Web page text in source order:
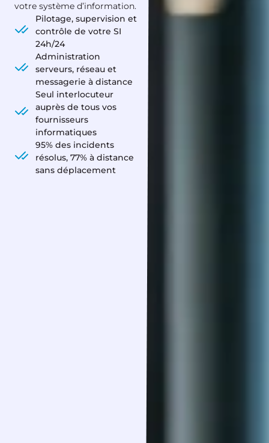
votre système d’information.
Pilotage, supervision et
contrôle de votre SI
24h/24
Administration
serveurs, réseau et
messagerie à distance
Seul interlocuteur
auprès de tous vos
fournisseurs
informatiques
95% des incidents
résolus, 77% à distance
sans déplacement